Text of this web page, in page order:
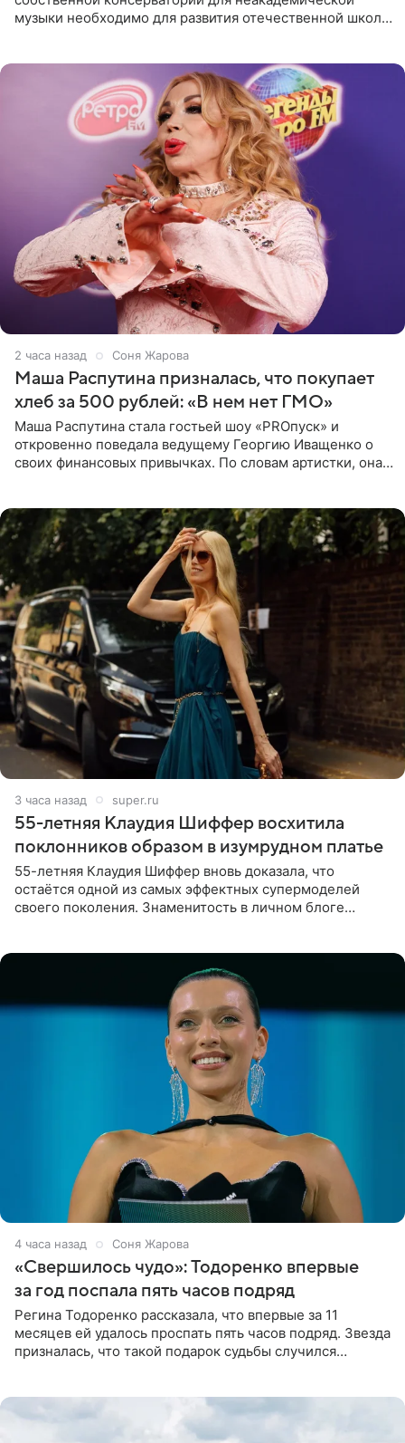
музыки необходимо для развития отечественной школы
2 часа назад Соня Жарова
Маша Распутина призналась, что покупает
хлеб за 500 рублей: «В нем нет ГМО»
Маша Распутина стала гостьей шоу «PROпуск» и
откровенно поведала ведущему Георгию Иващенко о
своих финансовых привычках. По словам артистки, она
3 часа назад super.ru
55-летняя Клаудия Шиффер восхитила
поклонников образом в изумрудном платье
55-летняя Клаудия Шиффер вновь доказала, что
остаётся одной из самых эффектных супермоделей
своего поколения. Знаменитость в личном блоге
4 часа назад Соня Жарова
«Свершилось чудо»: Тодоренко впервые
за год поспала пять часов подряд
Регина Тодоренко рассказала, что впервые за 11
месяцев ей удалось проспать пять часов подряд. Звезда
призналась, что такой подарок судьбы случился